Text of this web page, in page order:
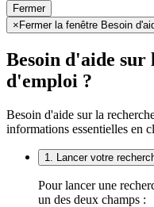
Fermer
× Fermer la fenêtre Besoin
Besoin d'aide
d'emploi ?
Besoin d'aide sur la
informations essentielles en
1. Lancer votre
Pour lancer une
un des deux champs :